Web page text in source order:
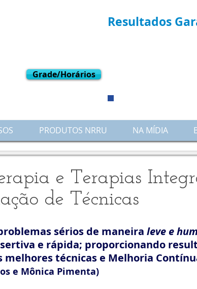
Resultados
Grade/Horários
PRODUTOS NRRU NA MÍDIA
e Terapias
de Técnicas
sérios de maneira leve e
e rápida; proporcionando
melhores técnicas e Melhoria
e Mônica Pimenta)